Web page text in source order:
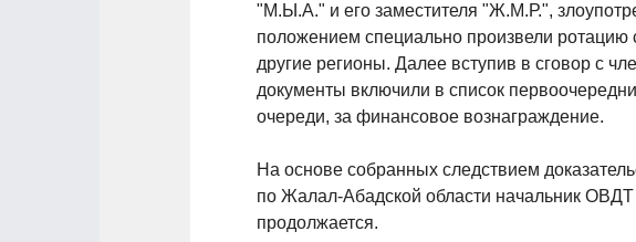
"М.Ы.А." и его заместителя "Ж.М.Р.",
положением специально произвели ротацию
другие регионы. Далее вступив в сговор с
документы включили в список
очереди, за финансовое вознаграждение.
На основе собранных следствием
по Жалал-Абадской области начальник
продолжается.